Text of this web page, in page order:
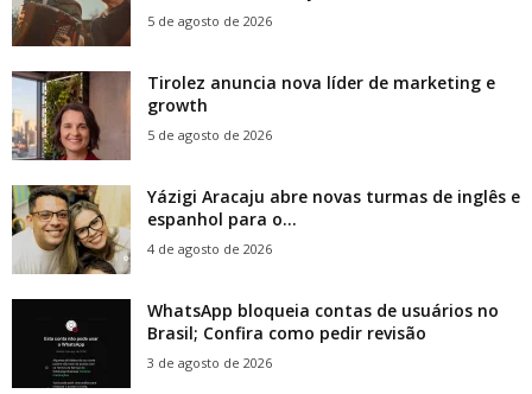
5 de agosto de 2026
Tirolez anuncia nova líder de marketing e
growth
5 de agosto de 2026
Yázigi Aracaju abre novas turmas de inglês e
espanhol para o...
4 de agosto de 2026
WhatsApp bloqueia contas de usuários no
Brasil; Confira como pedir revisão
3 de agosto de 2026